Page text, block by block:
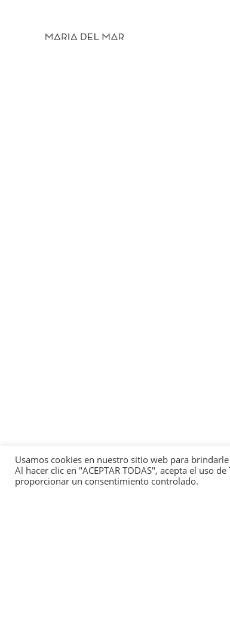
Usamos cookies en nuestro sitio web para
Al hacer clic en "ACEPTAR TODAS", acepta el uso
proporcionar un consentimiento controlado.